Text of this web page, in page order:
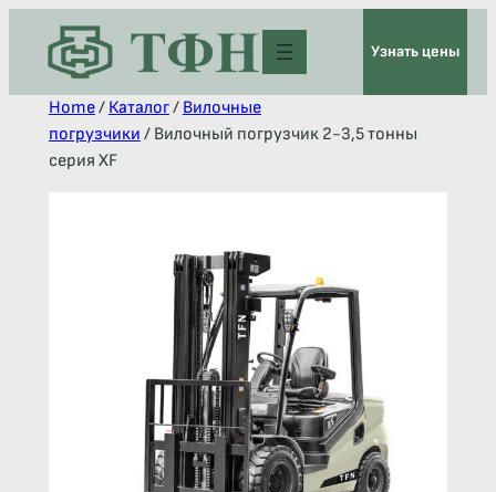
Узнать цены
Home/ Каталог/ Вилочные
погрузчики / Вилочный погрузчик 2-3,5 тонны
серия XF